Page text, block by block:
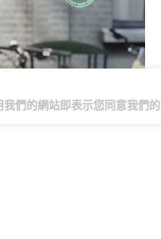
們的網站即表示您同意我們的